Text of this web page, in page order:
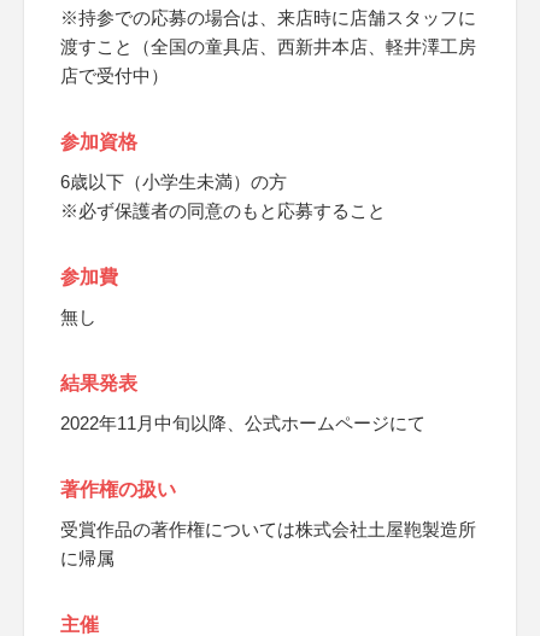
※持参での応募の場合は、来店時に店舗スタッフに
渡すこと（全国の童具店、西新井本店、軽井澤工房
店で受付中）
参加資格
6歳以下（小学生未満）の方
※必ず保護者の同意のもと応募すること
参加費
無し
結果発表
2022年11月中旬以降、公式ホームページにて
著作権の扱い
受賞作品の著作権については株式会社土屋鞄製造所
に帰属
主催